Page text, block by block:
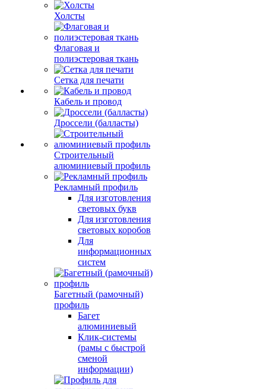
Холсты
Флаговая и
полиэстеровая ткань
Сетка для печати
Кабель и провод
Дроссели (балласты)
Строительный
алюминиевый профиль
Рекламный профиль
Для изготовления
световых букв
Для изготовления
световых коробов
Для
информационных
систем
Багетный (рамочный)
профиль
Багет
алюминиевый
Клик-системы
(рамы с быстрой
сменой
информации)